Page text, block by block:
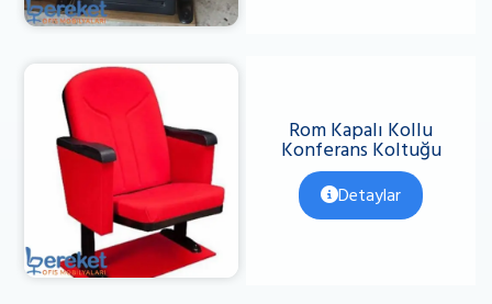
Rom Kapalı Kollu
Konferans Koltuğu
Detaylar